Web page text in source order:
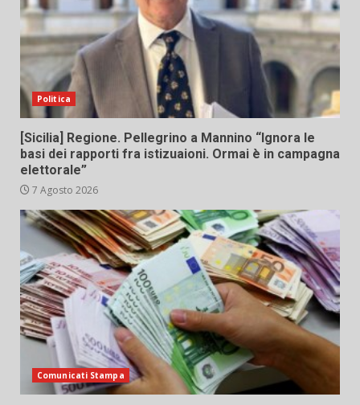
Politica
[Sicilia] Regione. Pellegrino a Mannino “Ignora le
basi dei rapporti fra istizuaioni. Ormai è in campagna
elettorale”
7 Agosto 2026
Comunicati Stampa